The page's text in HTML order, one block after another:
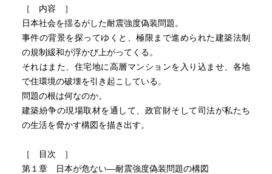
［ 内容 ］
日本社会を揺るがした耐震強度偽装問題。
事件の背景を探ってゆくと、極限まで進められた建築法制
の規制緩和が浮かび上がってくる。
それはまた、住宅地に高層マンションを入り込ませ、各地
で住環境の破壊を引き起こしている。
問題の根は何なのか。
建築紛争の現場取材を通して、政官財そして司法が私たち
の生活を脅かす構図を描き出す。
［ 目次 ］
第１章 日本が危ない―耐震強度偽装問題の構図